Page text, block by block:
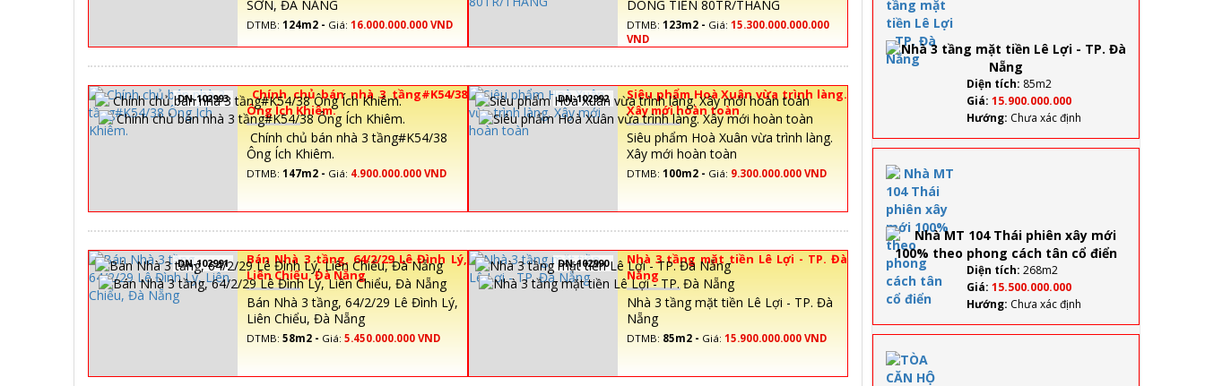
SƠN, ĐÀ NẴNG
DTMB: 124m2 - Giá: 16.000.000.000 VND
DÒNG TIỀN 80TR/THÁNG
DTMB: 123m2 - Giá: 15.300.000.000.000
VND
DN-102993
Chính chủ bán nhà 3 tầng#K54/38
Ông Ích Khiêm.
Chính chủ bán nhà 3 tầng#K54/38
Ông Ích Khiêm.
DTMB: 147m2 - Giá: 4.900.000.000 VND
DN-102992
Siêu phẩm Hoà Xuân vừa trình làng.
Xây mới hoàn toàn
Siêu phẩm Hoà Xuân vừa trình làng.
Xây mới hoàn toàn
DTMB: 100m2 - Giá: 9.300.000.000 VND
DN-102991
Bán Nhà 3 tầng, 64/2/29 Lê Đình Lý,
Liên Chiểu, Đà Nẵng
Bán Nhà 3 tầng, 64/2/29 Lê Đình Lý,
Liên Chiểu, Đà Nẵng
DTMB: 58m2 - Giá: 5.450.000.000 VND
DN-102990
Nhà 3 tầng mặt tiền Lê Lợi - TP. Đà
Nẵng
Nhà 3 tầng mặt tiền Lê Lợi - TP. Đà
Nẵng
DTMB: 85m2 - Giá: 15.900.000.000 VND
Diện tích: 85m2
Giá: 15.900.000.000
Hướng: Chưa xác định
tân cổ
Diện tích: 268m2
Giá: 15.500.000.000
Hướng: Chưa xác định